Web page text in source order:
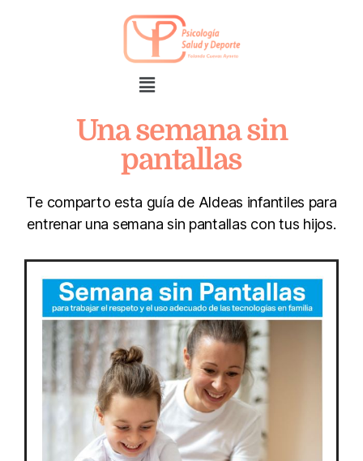
Una semana sin
pantallas
Te comparto esta guía de Aldeas infantiles para
entrenar una semana sin pantallas con tus hijos.